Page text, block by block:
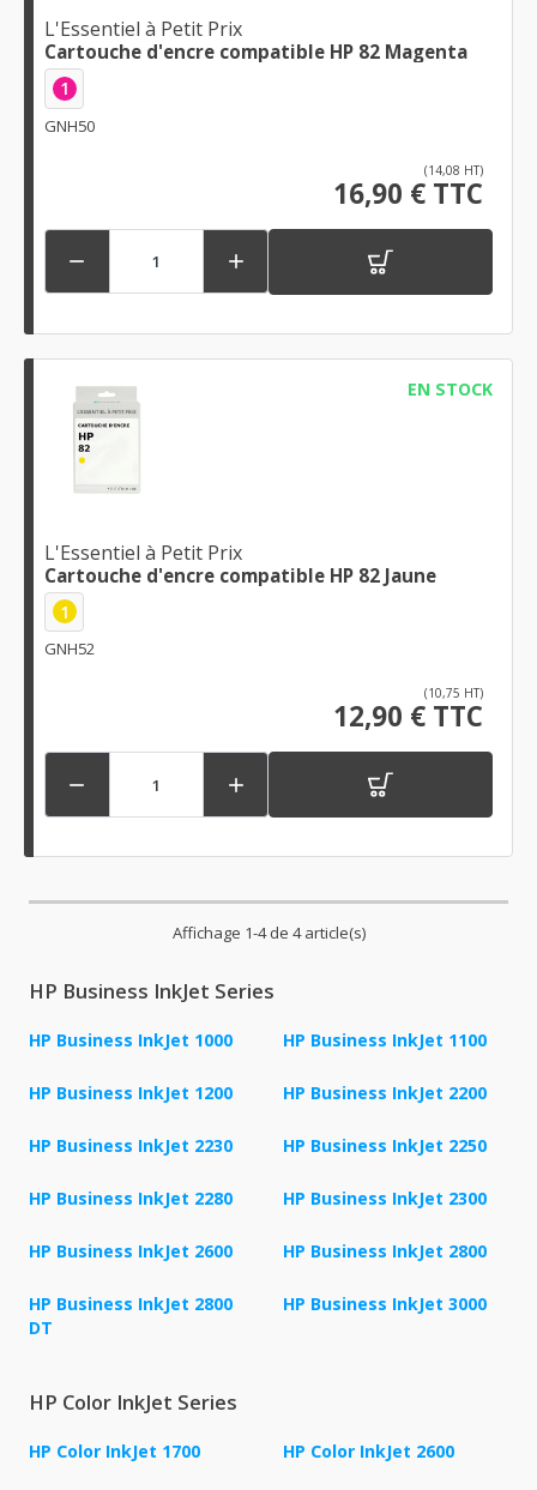
L'Essentiel à Petit Prix
Cartouche d'encre compatible HP 82 Magenta
1
GNH50
(14,08 HT)
16,90 € TTC
 
EN STOCK
L'Essentiel à Petit Prix
Cartouche d'encre compatible HP 82 Jaune
1
GNH52
(10,75 HT)
12,90 € TTC
 
Affichage 1-4 de 4 article(s)
HP Business InkJet Series
HP Business InkJet 1000 HP Business InkJet 1100
HP Business InkJet 1200 HP Business InkJet 2200
HP Business InkJet 2230 HP Business InkJet 2250
HP Business InkJet 2280 HP Business InkJet 2300
HP Business InkJet 2600 HP Business InkJet 2800
HP Business InkJet 2800
DT
HP Business InkJet 3000
HP Color InkJet Series
HP Color InkJet 1700 HP Color InkJet 2600